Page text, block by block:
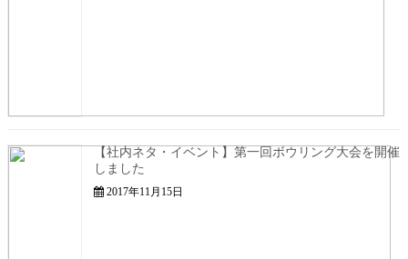
【社内ネタ・イベント】第一回ボウリング大会を開催
しました
2017年11月15日